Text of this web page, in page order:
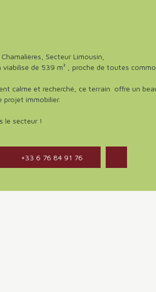
Secteur Limousin,
de 539 m² , proche de toutes
calme et recherché, ce terrain offre un
projet immobilier.
le secteur !
+33 6 76 84 91 76